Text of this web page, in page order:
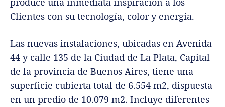
produce una inmediata inspiración a los
Clientes con su tecnología, color y energía.
Las nuevas instalaciones, ubicadas en Avenida
44 y calle 135 de la Ciudad de La Plata, Capital
de la provincia de Buenos Aires, tiene una
superficie cubierta total de 6.554 m2, dispuesta
en un predio de 10.079 m2. Incluye diferentes